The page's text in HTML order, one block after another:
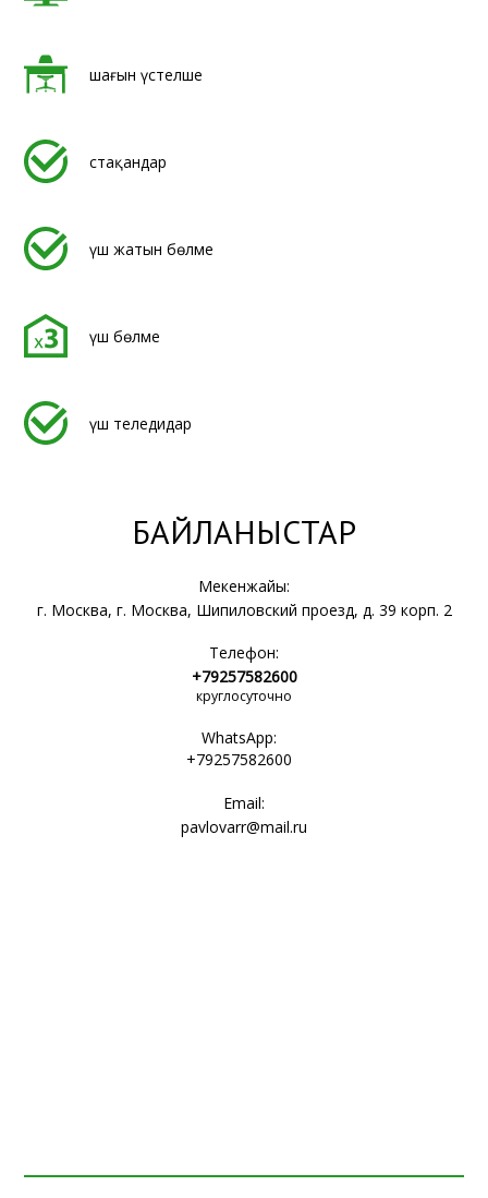
шағын үстелше
стақандар
үш жатын бөлме
үш бөлме
үш теледидар
БАЙЛАНЫСТАР
Мекенжайы:
г. Москва, г. Москва, Шипиловский проезд, д. 39 корп. 2
Телефон:
+79257582600
круглосуточно
WhatsApp:
+79257582600
Email:
pavlovarr@mail.ru